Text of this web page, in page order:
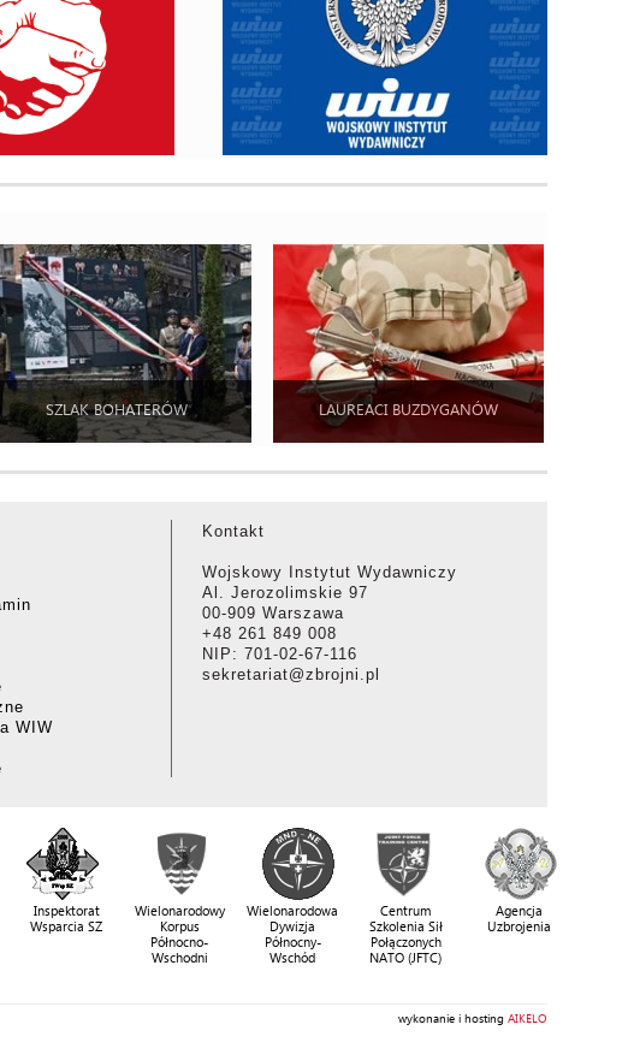
SZLAK BOHATERÓW LAUREACI BUZDYGANÓW
WIW
Kontakt
Wojskowy Instytut Wydawniczy
Al. Jerozolimskie 97
00-909 Warszawa
+48 261 849 008
NIP: 701-02-67-116
sekretariat@zbrojni.pl
Inspektorat
Wsparcia SZ
Wielonarodowy
Korpus
Północno-
Wschodni
Wielonarodowa
Dywizja
Północny-
Wschód
Centrum
Szkolenia Sił
Połączonych
NATO (JFTC)
Agencja
Uzbrojenia
wykonanie i hosting AIKELO